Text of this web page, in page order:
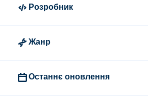
Розробник
Жанр
Останнє оновлення